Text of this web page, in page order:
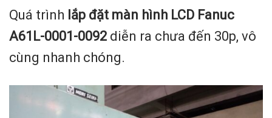
Quá trình lắp đặt màn hình LCD Fanuc
A61L-0001-0092 diễn ra chưa đến 30p, vô
cùng nhanh chóng.